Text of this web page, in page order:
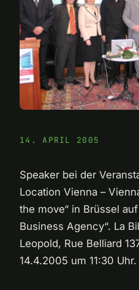
14. APRIL 2005
Speaker bei der
Location Vienna –
the move“ in Brüssel
Business Agency“. La
Leopold, Rue Belliard
14.4.2005 um 11:30 Uhr.